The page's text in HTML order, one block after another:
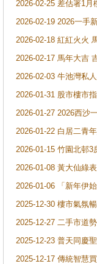
2026-02-25 差估署1
2026-02-19 2026一手
2026-02-18 紅紅火火
2026-02-17 馬年大吉
2026-02-03 牛池灣私
2026-01-31 股市樓市
2026-01-27 2026西沙
2026-01-22 白居二青
2026-01-15 竹園北邨
2026-01-08 黃大仙綠
2026-01-06 「新年伊
2025-12-30 樓市氣氛
2025-12-27 二手市道
2025-12-23 普天同慶
2025-12-17 傳統智慧